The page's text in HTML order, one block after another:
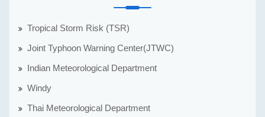
Tropical Storm Risk (TSR)
Joint Typhoon Warning Center(JTWC)
Indian Meteorological Department
Windy
Thai Meteorological Department